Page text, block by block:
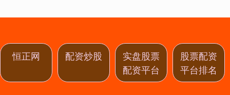
恒正网 配资炒股
实盘股票
配资平台
股票配资
平台排名